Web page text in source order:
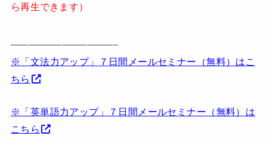
ら再生できます）
————————————–
※「文法力アップ」７日間メールセミナー（無料）はこ
ちら
※「英単語力アップ」７日間メールセミナー（無料）は
こちら